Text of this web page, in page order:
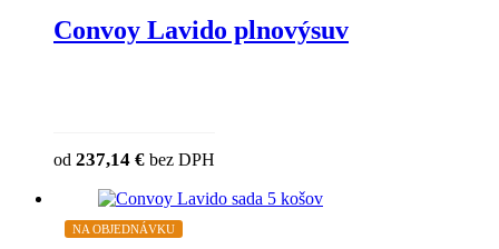
Convoy Lavido plnovýsuv
od 237,14 € bez DPH
NA OBJEDNÁVKU